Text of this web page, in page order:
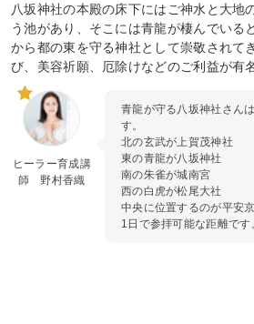
八坂神社の本殿の床下にはご神水と大地
う池があり、そこには青龍が棲んでいる
から都の東を守る神社として崇敬されて
び、美容祈願、厄除けなどのご利益が有
ヒーラー育成講
師 野村香織
青龍が守る八坂神社さん
す。
北の玄武が上賀茂神社
東の青龍が八坂神社
南の朱雀が城南宮
西の白虎が松尾大社
中央に位置するのが平安京
1日で参拝可能な距離です